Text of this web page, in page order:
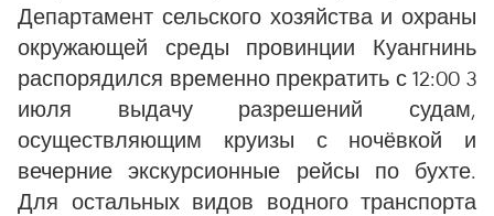
Департамент сельского хозяйства и охраны
окружающей среды провинции Куангнинь
распорядился временно прекратить с 12:00 3
июля выдачу разрешений судам,
осуществляющим круизы с ночёвкой и
вечерние экскурсионные рейсы по бухте.
Для остальных видов водного транспорта